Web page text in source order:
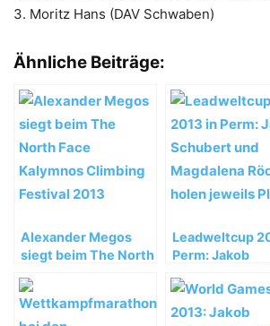
3. Moritz Hans (DAV Schwaben)
Ähnliche Beiträge:
Alexander Megos
siegt beim The North
Climbing Festival
2013
Leadweltcup
Perm: Jakob
Magdalena
holen jeweils